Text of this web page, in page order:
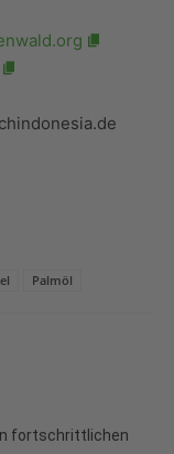
Palmöl
fortschrittlichen